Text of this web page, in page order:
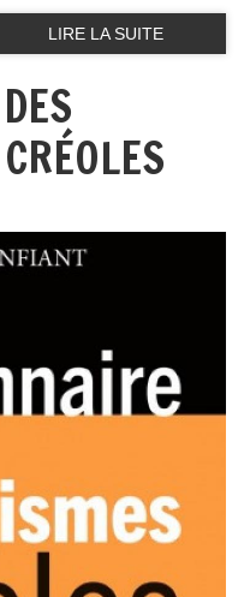
LIRE LA SUITE